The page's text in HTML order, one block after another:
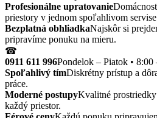
Profesionálne upratovanie
priestory v jednom spoľahlivom
Bezplatná obhliadkaNajskôr si
pripravíme ponuku na mieru.
☎
0911 611 996Pondelok – Piatok • 8:00
Spoľahlivý tímDiskrétny prístup a
práce.
Moderné postupyKvalitné
každý priestor.